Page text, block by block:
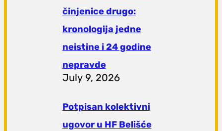
činjenice drugo:
kronologija jedne
neistine i 24 godine
nepravde
July 9, 2026
Potpisan kolektivni
ugovor u HF Belišće